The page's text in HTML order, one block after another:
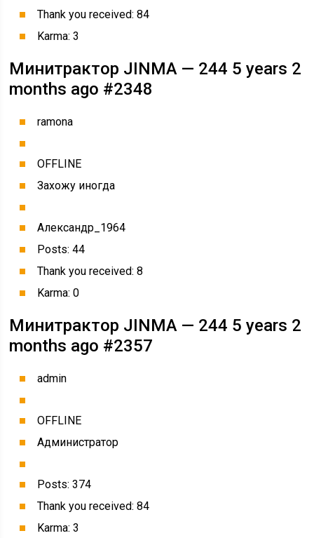
Thank you received: 84
Karma: 3
Минитрактор JINMA — 244 5 years 2
months ago #2348
ramona
OFFLINE
Захожу иногда
Александр_1964
Posts: 44
Thank you received: 8
Karma: 0
Минитрактор JINMA — 244 5 years 2
months ago #2357
admin
OFFLINE
Администратор
Posts: 374
Thank you received: 84
Karma: 3